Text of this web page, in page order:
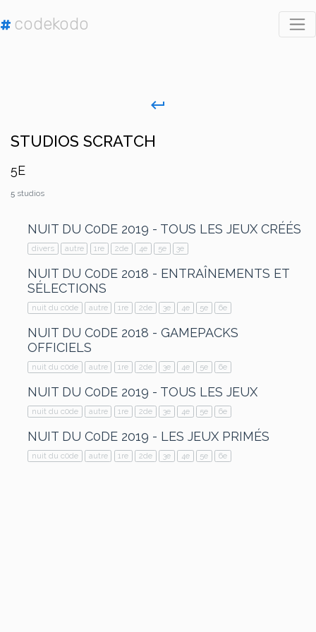
# codekodo
keyboard_return
STUDIOS SCRATCH
5E
5 studios
NUIT DU C0DE 2019 - TOUS LES JEUX CRÉÉS
divers autre 1re 2de 4e 5e 3e
NUIT DU C0DE 2018 - ENTRAÎNEMENTS ET
SÉLECTIONS
nuit du c0de autre 1re 2de 3e 4e 5e 6e
NUIT DU C0DE 2018 - GAMEPACKS
OFFICIELS
nuit du c0de autre 1re 2de 3e 4e 5e 6e
NUIT DU C0DE 2019 - TOUS LES JEUX
nuit du c0de autre 1re 2de 3e 4e 5e 6e
NUIT DU C0DE 2019 - LES JEUX PRIMÉS
nuit du c0de autre 1re 2de 3e 4e 5e 6e